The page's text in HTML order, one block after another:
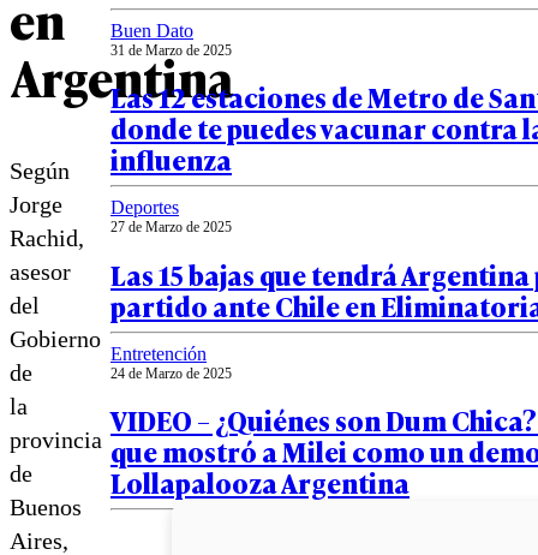
en
Argentina
Según
Jorge
Rachid,
asesor
del
Gobierno
de
la
provincia
de
Buenos
Aires,
Buen Dato
31 de Marzo de 2025
Las 12 estaciones de Metro de
donde te puedes vacunar contra
influenza
Deportes
27 de Marzo de 2025
Las 15 bajas que tendrá
partido ante Chile en
Entretención
24 de Marzo de 2025
VIDEO – ¿Quiénes son Dum
que mostró a Milei como un
Lollapalooza Argentina